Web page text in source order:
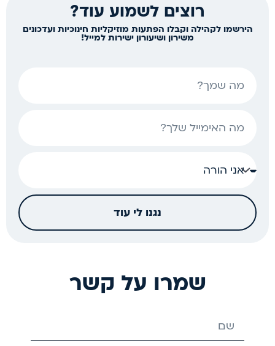
רוצים לשמוע עוד?
הירשמו לקהילה וקבלו הפתעות מוזיקליות חינוכיות ועדכונים
משירון ושיעורון ישירות למייל!
נגנו לי עוד
שמרו על קשר
שם